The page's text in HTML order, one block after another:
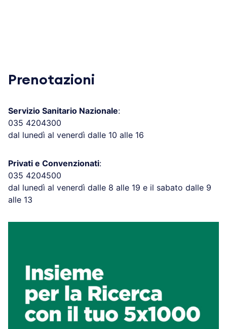
Prenotazioni
Servizio Sanitario Nazionale:
035 4204300
dal lunedì al venerdì dalle 10 alle 16
Privati e Convenzionati:
035 4204500
dal lunedì al venerdì dalle 8 alle 19 e il sabato dalle 9
alle 13